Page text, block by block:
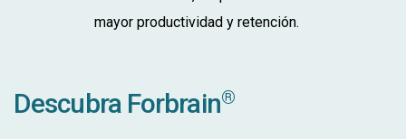
mayor productividad y retención.
Descubra Forbrain®